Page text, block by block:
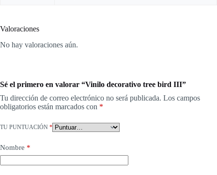
Valoraciones
No hay valoraciones aún.
Sé el primero en valorar “Vinilo decorativo tree bird III”
Tu dirección de correo electrónico no será publicada. Los campos
obligatorios están marcados con *
TU PUNTUACIÓN *
Nombre *